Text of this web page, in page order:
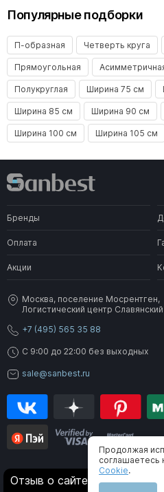
Популярные подборки
П-образная Четверть круга
Прямоугольная
Полукруглая Ширина 75 см
Ширина 85 см Ширина 90 см
Ширина 100 см Ширина 105 см
Бренды
Оплата
Акции
Москва, поселение Мосрентген,
Логистический центр
+7 (495) 565 35 88
C 9:00 до 22:00 без выходных
sale@sanbest.ru
® 2006-2026 SanBest. Все права
Отзыв о сайте
Продолжая
соглашаетесь
Cookie.